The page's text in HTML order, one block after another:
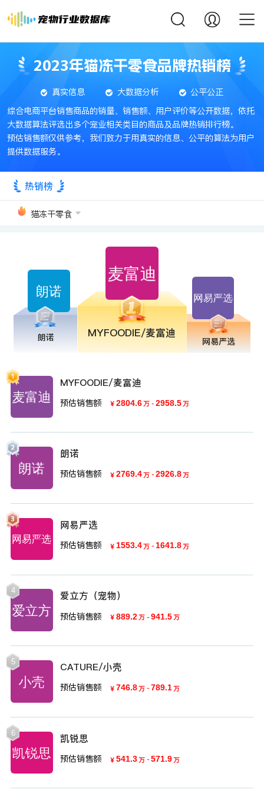
2023年猫冻干零食品牌热销榜
真实信息 大数据分析
公平公正
综合电商平台销售商品的销量、销售额、用户评价等公开数据，依托
大数据算法评选出多个宠业相关类目的商品及品牌热销排行榜。
预估销售额仅供参考，我们致力于用真实的信息、公平的算法为用户
提供数据服务。
热销榜
猫冻干零食
朗诺 MYFOODIE/麦富迪
网易严选
MYFOODIE/麦富迪
预估销售额 ￥ 2804.6万 - 2958.5万
朗诺
预估销售额 ￥ 2769.4万 - 2926.8万
网易严选
预估销售额 ￥ 1553.4万 - 1641.8万
4 爱立方（宠物）
预估销售额 ￥ 889.2万 - 941.5万
5 CATURE/小壳
预估销售额 ￥ 746.8万 - 789.1万
6 凯锐思
预估销售额 ￥ 541.3万 - 571.9万